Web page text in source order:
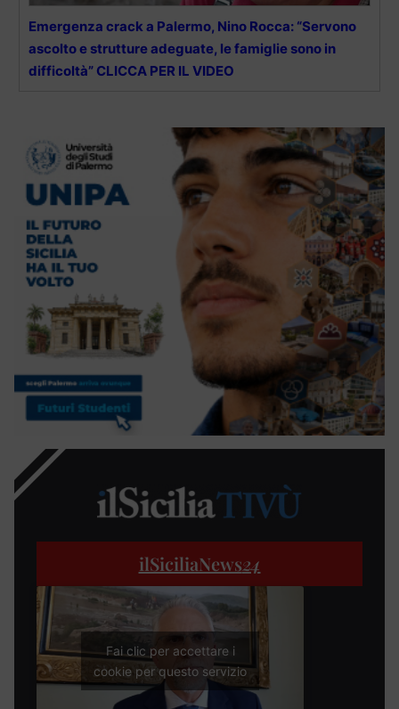
Emergenza crack a Palermo, Nino Rocca: “Servono
ascolto e strutture adeguate, le famiglie sono in
difficoltà” CLICCA PER IL VIDEO
ilSiciliaNews24
Fai clic per accettare i
cookie per questo servizio